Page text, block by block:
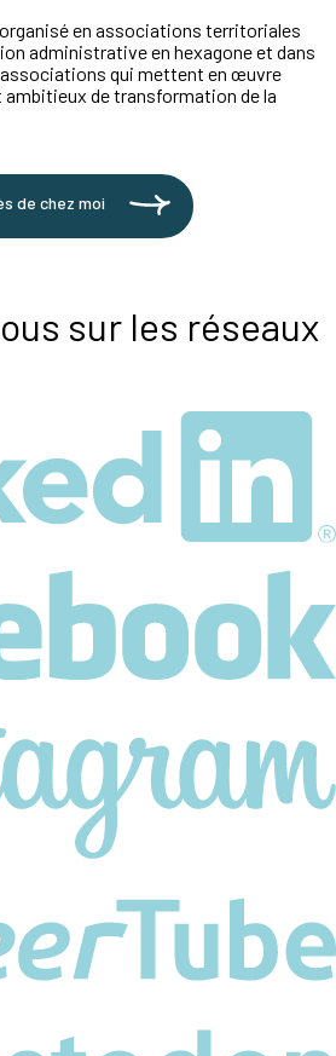
en associations territoriales
administrative en hexagone et dans
associations qui mettent en œuvre
de transformation de la
de chez moi
sur les réseaux